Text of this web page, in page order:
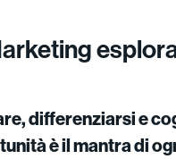
differenziarsi e
è il mantra di